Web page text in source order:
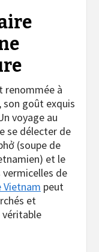
renommée à
son goût exquis
voyage au
se délecter de
(soupe de
et le
vermicelles de
Vietnam peut
et
véritable